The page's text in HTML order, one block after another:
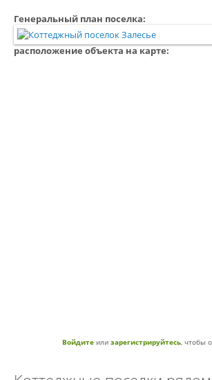
Генеральный план поселка:
расположение объекта на карте:
Войдите или зарегистрируйтесь, чтобы